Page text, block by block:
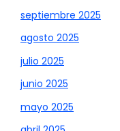
septiembre 2025
agosto 2025
julio 2025
junio 2025
mayo 2025